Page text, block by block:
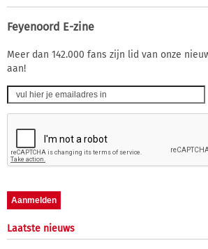
Feyenoord E-zine
Meer dan 142.000 fans zijn lid van onze
aan!
Laatste nieuws